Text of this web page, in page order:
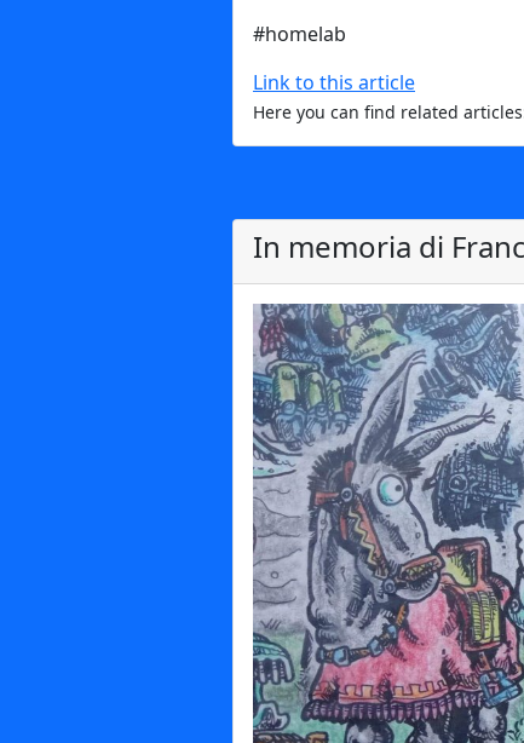
#homelab
Link to this article
Here you can find related
In memoria di